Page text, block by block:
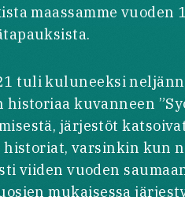
maassamme vuoden
tuli kuluneeksi
historiaa kuvanneen
järjestöt
historiat, varsinkin kun
viiden vuoden
mukaisessa